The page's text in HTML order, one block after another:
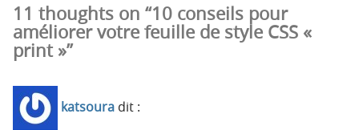
11 thoughts on “10 conseils pour
améliorer votre feuille de style CSS «
print »”
katsoura dit :